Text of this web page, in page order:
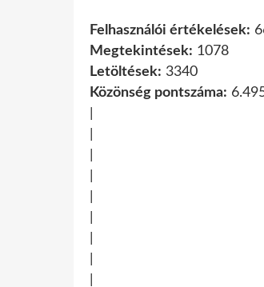
Felhasználói értékelések:
Megtekintések: 1078
Letöltések: 3340
Közönség pontszáma: